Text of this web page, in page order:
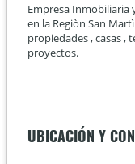
Empresa Inmobiliaria
en la Regiòn San
propiedades , casas ,
proyectos.
UBICACIÓN Y